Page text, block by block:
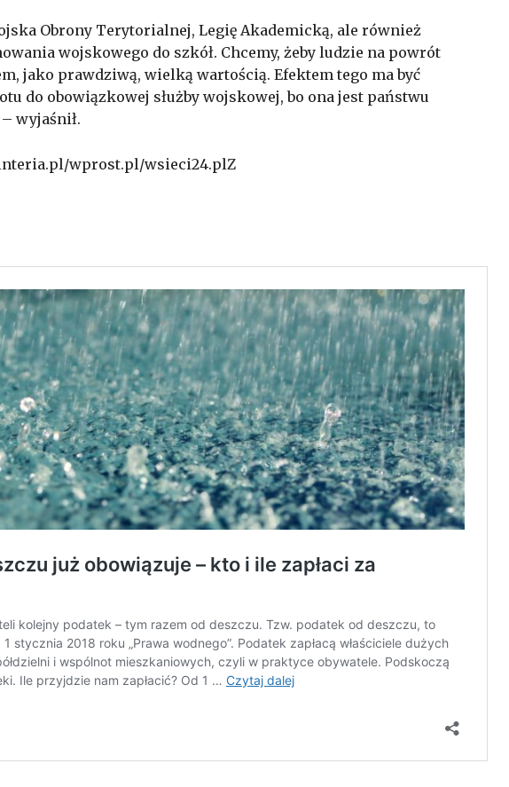
Obrony Terytorialnej, Legię Akademicką, ale również
wojskowego do szkół. Chcemy, żeby ludzie na powrót
jako prawdziwą, wielką wartością. Efektem tego ma być
do obowiązkowej służby wojskowej, bo ona jest państwu
wyjaśnił.
wprost.pl/wsieci24.plZ